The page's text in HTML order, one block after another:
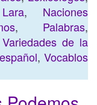
, Naciones
, Palabras,
Variedades de la
,Vocablos